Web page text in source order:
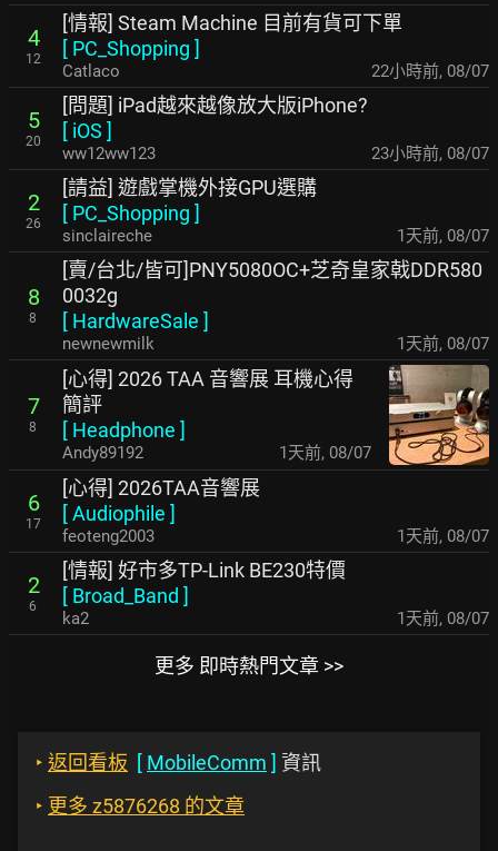
4
12
[情報] Steam Machine 目前有貨可下單
[ PC_Shopping ]
Catlaco 22小時前, 08/07
5
20
[問題] iPad越來越像放大版iPhone?
[ iOS ]
ww12ww123 23小時前, 08/07
2
26
[請益] 遊戲掌機外接GPU選購
[ PC_Shopping ]
sinclaireche 1天前, 08/07
8
8
[賣/台北/皆可]PNY5080OC+芝奇皇家戟DDR580
0032g
[ HardwareSale ]
newnewmilk 1天前, 08/07
7
8
[心得] 2026 TAA 音響展 耳機心得
簡評
[ Headphone ]
Andy89192 1天前, 08/07
6
17
[心得] 2026TAA音響展
[Audiophile ]
feoteng2003 1天前, 08/07
2
6
[情報] 好市多TP-Link BE230特價
[ Broad_Band ]
ka2 1天前, 08/07
更多 即時熱門文章 >>
‣ 返回看板 [ MobileComm ] 資訊
‣ 更多 z5876268 的文章